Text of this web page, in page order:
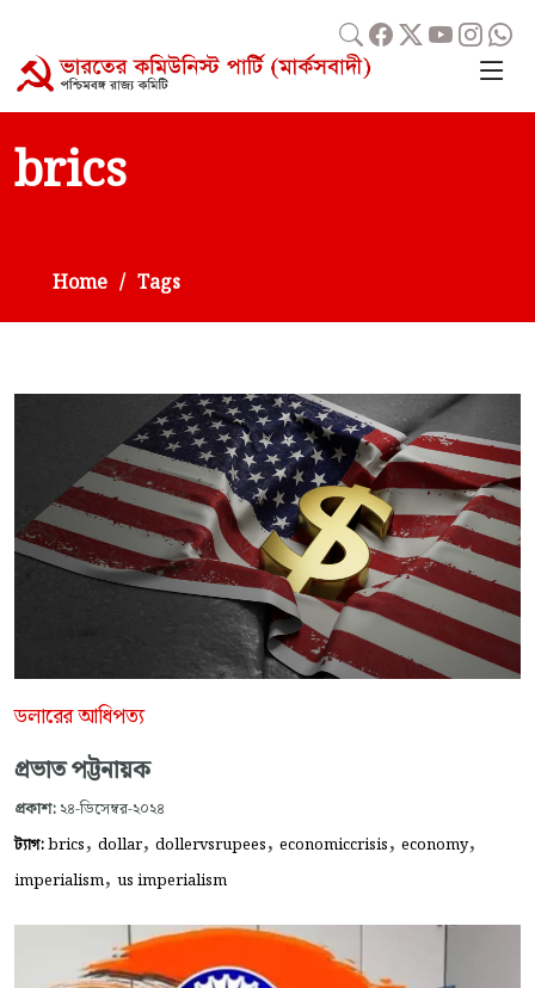
brics
Home Tags
ডলারের আধিপত্য
প্রভাত পট্টনায়ক
প্রকাশ: ২৪-ডিসেম্বর-২০২৪
ট্যাগ:brics, dollar, dollervsrupees, economiccrisis, economy,
imperialism, us imperialism